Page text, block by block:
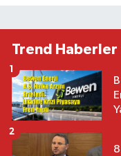
Trend Haberler
1
2